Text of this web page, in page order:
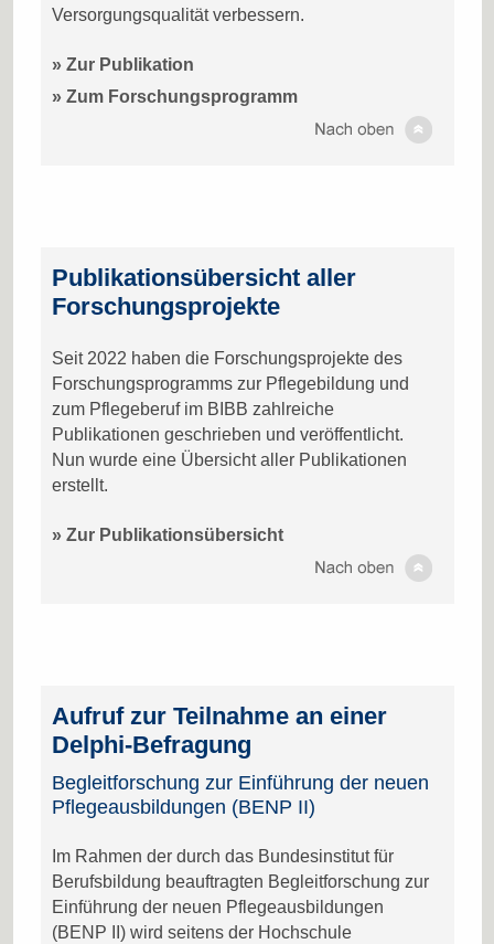
Versorgungsqualität verbessern.
» Zur Publikation
» Zum Forschungsprogramm
Publikationsübersicht aller
Forschungsprojekte
Seit 2022 haben die Forschungsprojekte des
Forschungsprogramms zur Pflegebildung und
zum Pflegeberuf im BIBB zahlreiche
Publikationen geschrieben und veröffentlicht.
Nun wurde eine Übersicht aller Publikationen
erstellt.
» Zur Publikationsübersicht
Aufruf zur Teilnahme an einer
Delphi-Befragung
Begleitforschung zur Einführung der neuen
Pflegeausbildungen (BENP II)
Im Rahmen der durch das Bundesinstitut für
Berufsbildung beauftragten Begleitforschung zur
Einführung der neuen Pflegeausbildungen
(BENP II) wird seitens der Hochschule